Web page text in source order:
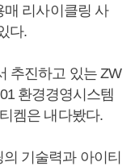
매 리사이클링 사
다.
추진하고 있는 ZW
환경경영시스템
켐은 내다봤다.
기술력과 아이티